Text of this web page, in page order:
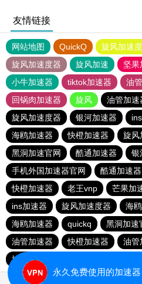
友情链接
网站地图 QuickQ 旋风加速
旋风加速度器
旋风加速 坚果
小牛加速器
tiktok加速器 油
回锅肉加速器
旋风 油管加速
旋风加速度器
银河加速器
海鸥加速器
快橙加速器 旋风
黑洞加速官网
酷通加速器
银
手机外国加速器官网
酷通加速器
快橙加速器
老王vnp 芒果加
ins加速器
旋风加速度器 海
海鸥加速器
quickq 黑洞加速
油管加速器
快橙加速器 油管
旋风加速度器
永久免费使用的加速器